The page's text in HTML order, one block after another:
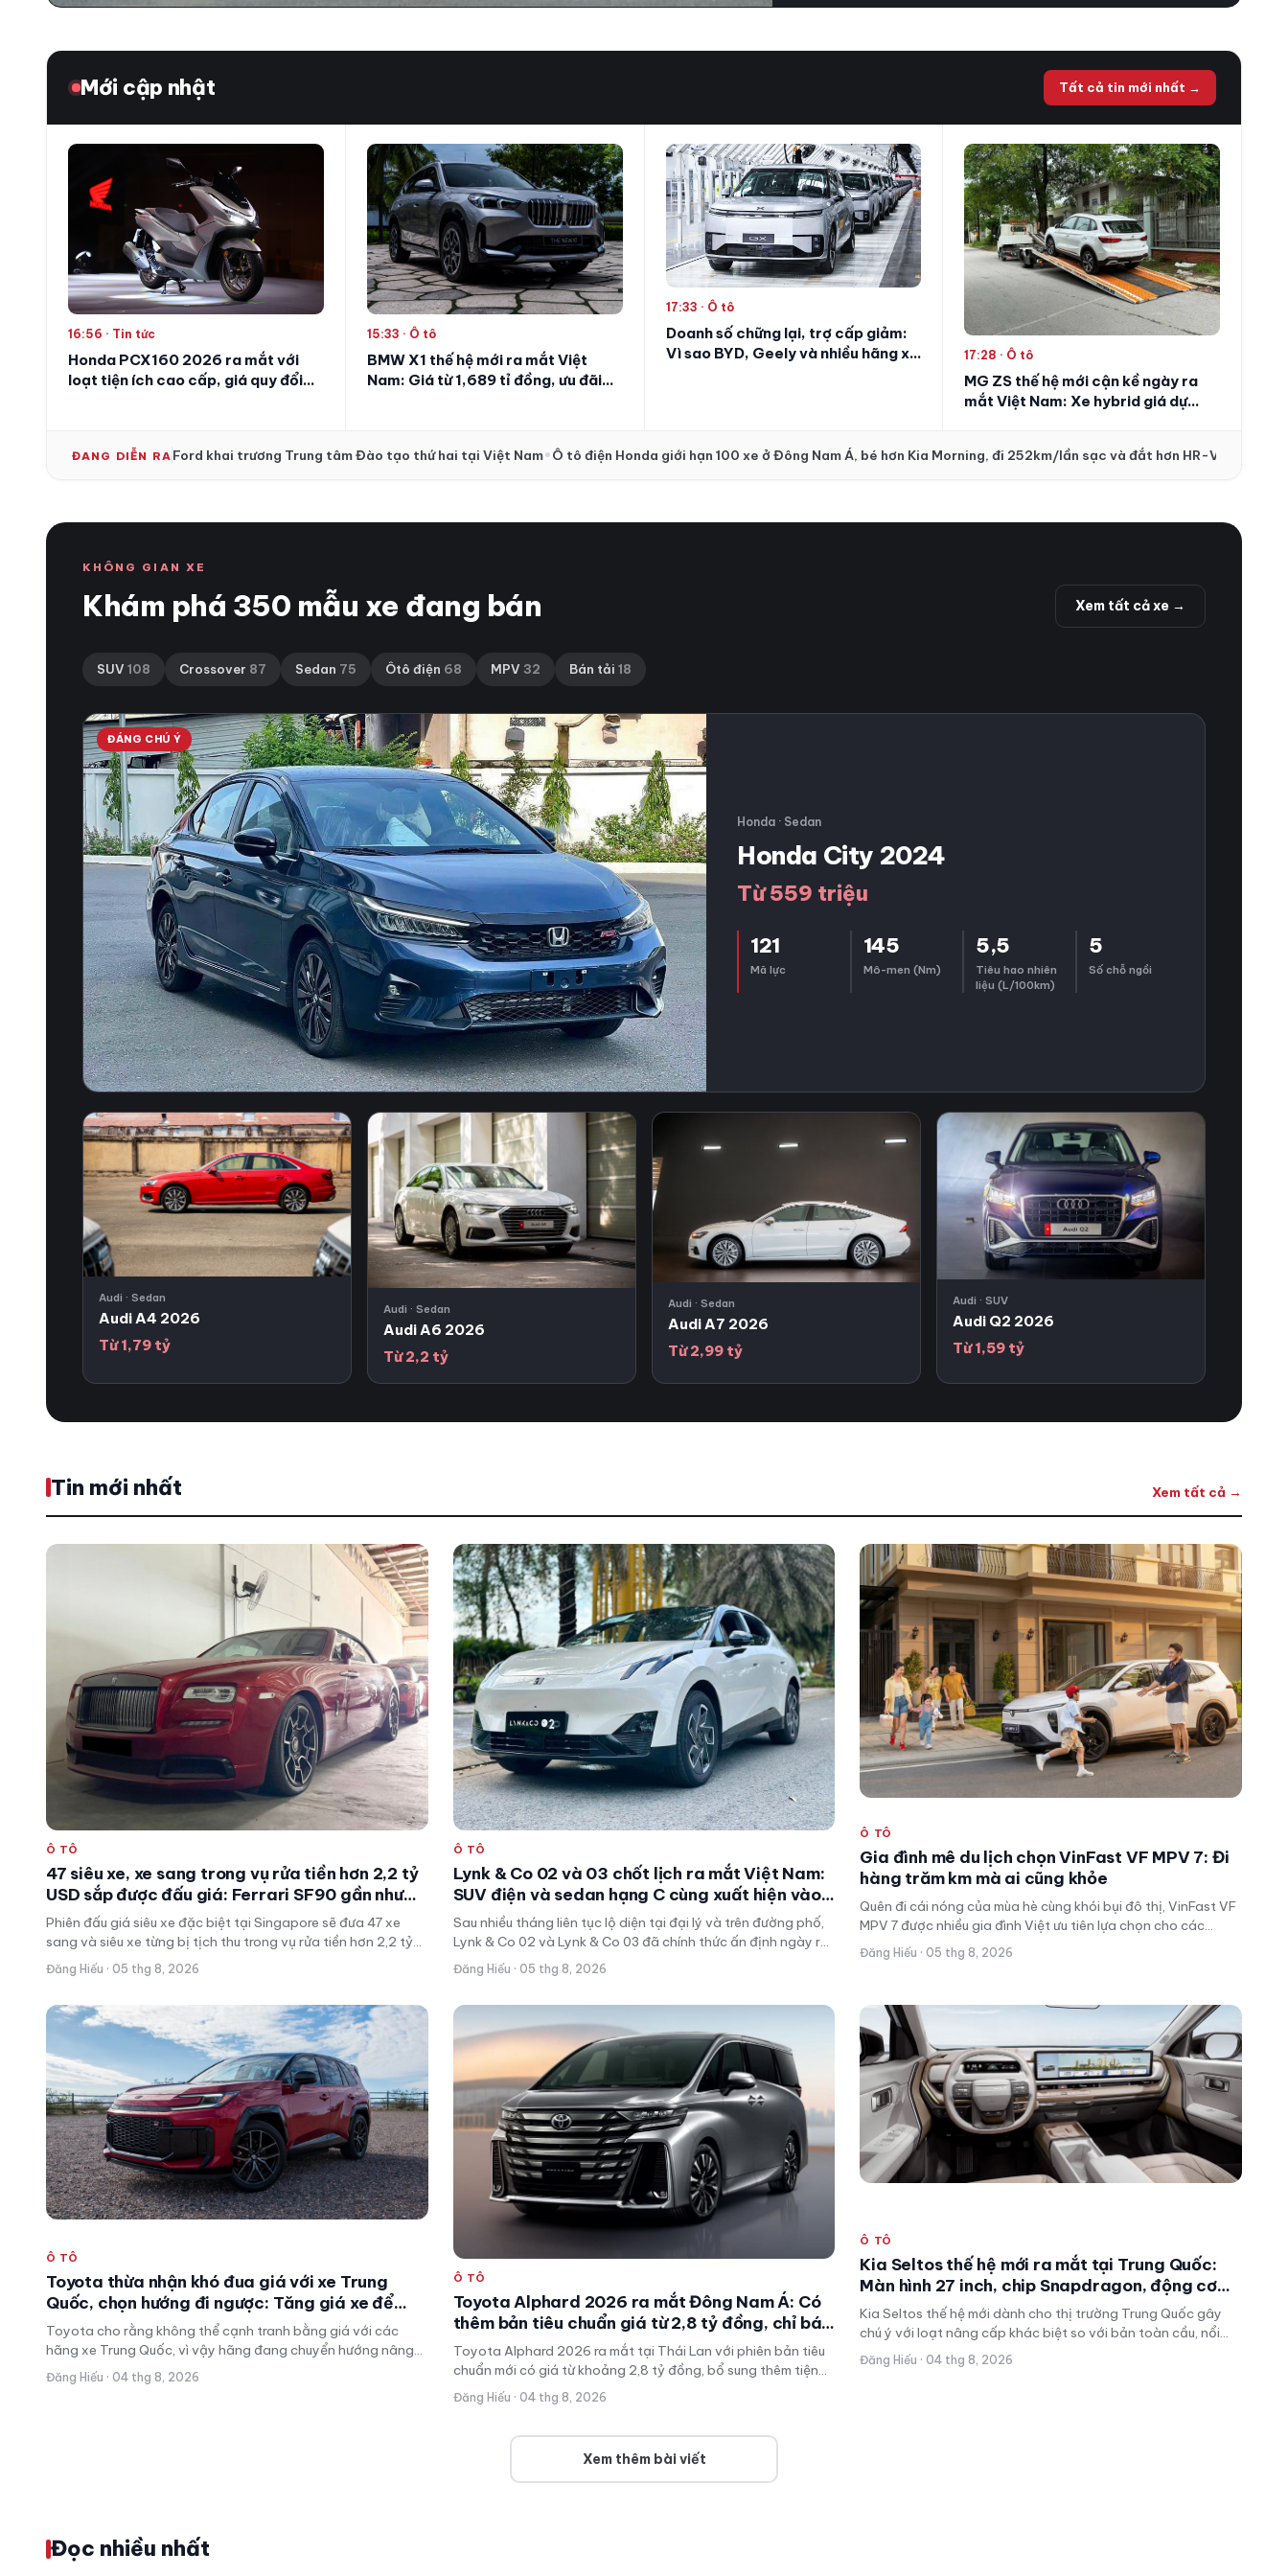
Mới cập nhật Tất cả tin mới nhất →
16:56 · Tin tức
Honda PCX160 2026 ra mắt với
loạt tiện ích cao cấp, giá quy đổi
15:33 · Ô tô
BMW X1 thế hệ mới ra mắt Việt
Nam: Giá từ 1,689 tỉ đồng, ưu đãi
17:33 · Ô tô
Doanh số chững lại, trợ cấp giảm:
Vì sao BYD, Geely và nhiều hãng xe
17:28 · Ô tô
MG ZS thế hệ mới cận kề ngày ra
mắt Việt Nam: Xe hybrid giá dự
ĐANG DIỄN RA Ford khai trương Trung tâm Đào tạo thứ hai tại Việt Nam•Ô tô điện Honda giới hạn 100 xe ở Đông Nam Á, bé hơn Kia Morning, đi 252km/lần sạc và đắt hơn HR-V
KHÔNG GIAN XE
Khám phá 350 mẫu xe đang bán Xem tất cả xe →
SUV 108 Crossover 87 Sedan 75 Ôtô điện 68 MPV 32 Bán tải 18
ĐÁNG CHÚ Ý
Honda · Sedan
Honda City 2024
Từ 559 triệu
121
Mã lực
145
Mô-men (Nm)
5,5
Tiêu hao nhiên
liệu (L/100km)
5
Số chỗ ngồi
Audi · Sedan
Audi A4 2026
Từ 1,79 tỷ
Audi · Sedan
Audi A6 2026
Từ 2,2 tỷ
Audi · Sedan
Audi A7 2026
Từ 2,99 tỷ
Audi · SUV
Audi Q2 2026
Từ 1,59 tỷ
Tin mới nhất Xem tất cả →
Ô TÔ
47 siêu xe, xe sang trong vụ rửa tiền hơn 2,2 tỷ
USD sắp được đấu giá: Ferrari SF90 gần như
mới, Rolls-Royce xếp hàng dài
Phiên đấu giá siêu xe đặc biệt tại Singapore sẽ đưa 47 xe
sang và siêu xe từng bị tịch thu trong vụ rửa tiền hơn 2,2 tỷ
USD lên sàn. Nhiều chiếc mới chỉ lăn bánh vài trăm km, hứa
hẹn thu hút sự chú ý của giới sưu tầm trên toàn thế giới.
Đăng Hiếu · 05 thg 8, 2026
Ô TÔ
Lynk & Co 02 và 03 chốt lịch ra mắt Việt Nam:
SUV điện và sedan hạng C cùng xuất hiện vào
ngày 11/8
Sau nhiều tháng liên tục lộ diện tại đại lý và trên đường phố,
Lynk & Co 02 và Lynk & Co 03 đã chính thức ấn định ngày ra
mắt thị trường Việt Nam. Sự kiện sẽ diễn ra vào ngày 11/8 tại
Hà Nội, đánh dấu sự xuất hiện của một mẫu SUV thuần điện
Đăng Hiếu · 05 thg 8, 2026
Ô TÔ
Gia đình mê du lịch chọn VinFast VF MPV 7: Đi
hàng trăm km mà ai cũng khỏe
Quên đi cái nóng của mùa hè cùng khói bụi đô thị, VinFast VF
MPV 7 được nhiều gia đình Việt ưu tiên lựa chọn cho các
chuyến du lịch nhờ không gian rộng rãi, nhiều tiện ích và chi
phí sử dụng dễ chịu.
Đăng Hiếu · 05 thg 8, 2026
Ô TÔ
Toyota thừa nhận khó đua giá với xe Trung
Quốc, chọn hướng đi ngược: Tăng giá xe để
tiến lên phân khúc cao hơn
Toyota cho rằng không thể cạnh tranh bằng giá với các
hãng xe Trung Quốc, vì vậy hãng đang chuyển hướng nâng
định vị sản phẩm, tăng giá bán RAV4 và tập trung vào nhóm
khách hàng cao cấp hơn để bảo toàn lợi nhuận.
Đăng Hiếu · 04 thg 8, 2026
Ô TÔ
Toyota Alphard 2026 ra mắt Đông Nam Á: Có
thêm bản tiêu chuẩn giá từ 2,8 tỷ đồng, chỉ bán
hybrid, bổ sung nhiều tiện nghi
Toyota Alphard 2026 ra mắt tại Thái Lan với phiên bản tiêu
chuẩn mới có giá từ khoảng 2,8 tỷ đồng, bổ sung thêm tiện
nghi nhưng vẫn chỉ sử dụng hệ truyền động hybrid.
Đăng Hiếu · 04 thg 8, 2026
Ô TÔ
Kia Seltos thế hệ mới ra mắt tại Trung Quốc:
Màn hình 27 inch, chip Snapdragon, động cơ
200 mã lực và hộp số 8 cấp khác biệt bản toàn
cầu
Kia Seltos thế hệ mới dành cho thị trường Trung Quốc gây
chú ý với loạt nâng cấp khác biệt so với bản toàn cầu, nổi
bật là màn hình 27 inch, chip Snapdragon 8295P và động cơ
tăng áp 200 mã lực đi kèm hộp số tự động 8 cấp.
Đăng Hiếu · 04 thg 8, 2026
Xem thêm bài viết
Đọc nhiều nhất